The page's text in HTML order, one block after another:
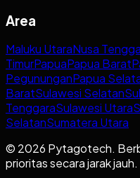
Area
Maluku UtaraNusa
TimurPapuaPapua Barat
PegununganPapua
BaratSulawesi Selatan
TenggaraSulawesi Utara
SelatanSumatera Utara
© 2026 Pytagotech.
prioritas secara jarak jauh.